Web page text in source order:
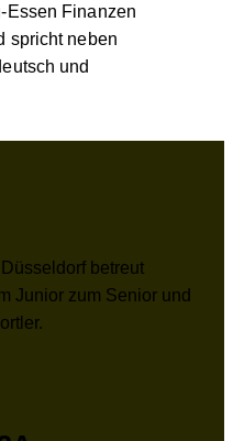
Essen Finanzen
spricht neben
und
betreut
Junior zum Senior und